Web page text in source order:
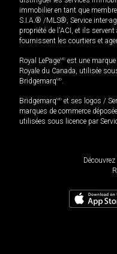
immobilier en tant que
S.I.A.® /MLS®, Service inter-
propriété de l'ACI, et ils
fournissent les courtiers et
Royal LePageMD est une marque
Royale du Canada, utilisée
BridgemarqMD.
BridgemarqMD et ses logos /
marques de commerce
utilisées sous licence par